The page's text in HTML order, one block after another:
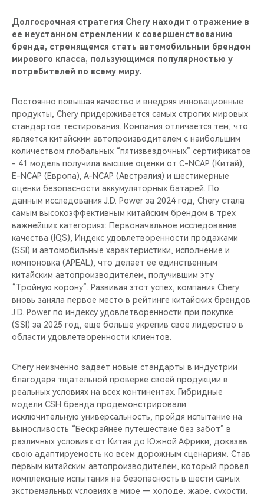
Долгосрочная стратегия Chery находит отражение в
ее неустанном стремлении к совершенствованию
бренда, стремящемся стать автомобильным брендом
мирового класса, пользующимся популярностью у
потребителей по всему миру.
Постоянно повышая качество и внедряя инновационные
продукты, Chery придерживается самых строгих мировых
стандартов тестирования. Компания отличается тем, что
является китайским автопроизводителем с наибольшим
количеством глобальных “пятизвездочных” сертификатов
- 41 модель получила высшие оценки от C-NCAP (Китай),
E-NCAP (Европа), A-NCAP (Австралия) и шестимерные
оценки безопасности аккумуляторных батарей. По
данным исследования J.D. Power за 2024 год, Chery стала
самым высокоэффективным китайским брендом в трех
важнейших категориях: Первоначальное исследование
качества (IQS), Индекс удовлетворенности продажами
(SSI) и автомобильные характеристики, исполнение и
компоновка (APEAL), что делает ее единственным
китайским автопроизводителем, получившим эту
“Тройную корону”. Развивая этот успех, компания Chery
вновь заняла первое место в рейтинге китайских брендов
J.D. Power по индексу удовлетворенности при покупке
(SSI) за 2025 год, еще больше укрепив свое лидерство в
области удовлетворенности клиентов.
Chery неизменно задает новые стандарты в индустрии
благодаря тщательной проверке своей продукции в
реальных условиях на всех континентах. Гибридные
модели CSH бренда продемонстрировали
исключительную универсальность, пройдя испытание на
выносливость “Бескрайнее путешествие без забот” в
различных условиях от Китая до Южной Африки, доказав
свою адаптируемость ко всем дорожным сценариям. Став
первым китайским автопроизводителем, который провел
комплексные испытания на безопасность в шести самых
экстремальных условиях в мире — холоде, жаре, сухости,